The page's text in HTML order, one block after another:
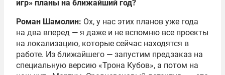
игр» планы на ближайший год?
Роман Шамолин: Ох, у нас этих планов уже года
на два вперед — я даже и не вспомню все проекты
на локализацию, которые сейчас находятся в
работе. Из ближайшего — запустим предзаказ на
специальную версию «Трона Кубов», а потом на